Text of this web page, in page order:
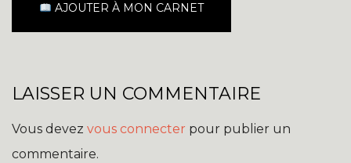
AJOUTER À MON CARNET
LAISSER UN COMMENTAIRE
Vous devez vous connecter pour publier un
commentaire.